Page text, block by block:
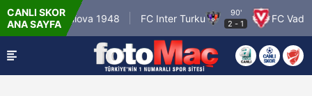
CANLI SKOR
ANA SAYFACraiova 1948 FC Inter Turku
90'
2- FC Vaduz